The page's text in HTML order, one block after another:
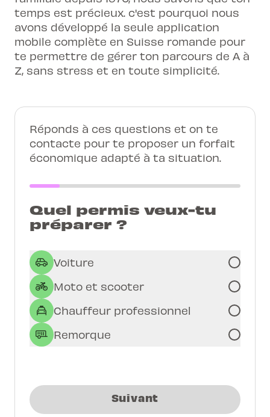
temps est précieux. c'est pourquoi nous
avons développé la seule application
mobile complète en Suisse romande pour
te permettre de gérer ton parcours de A à
Z, sans stress et en toute simplicité.
Réponds à ces questions et on te
contacte pour te proposer un forfait
économique adapté à ta situation.
Quel permis veux-tu
préparer ?
Voiture
Moto et scooter
Chauffeur professionnel
Remorque
Suivant